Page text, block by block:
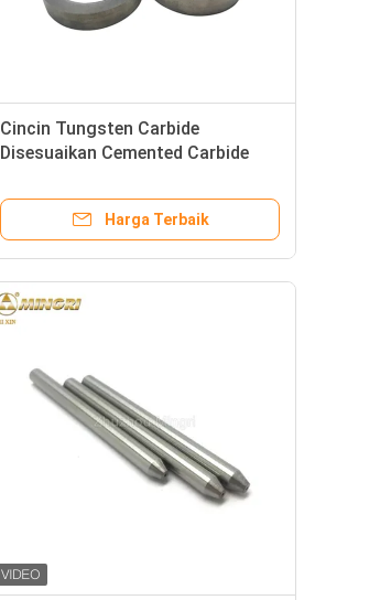
Cincin Tungsten Carbide
Disesuaikan Cemented Carbide
Harga Terbaik